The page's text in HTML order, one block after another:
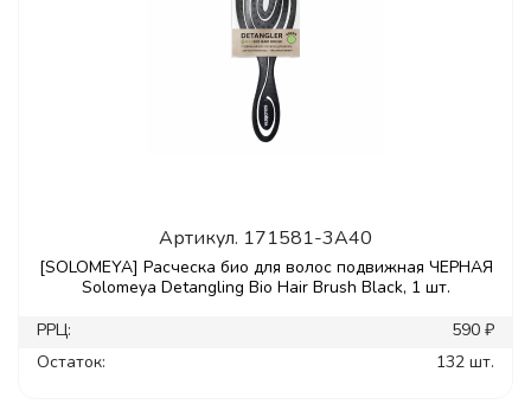
Артикул. 171581-3A40
[SOLOMEYA] Расческа био для волос подвижная ЧЕРНАЯ
Solomeya Detangling Bio Hair Brush Black, 1 шт.
РРЦ:
590 ₽
Остаток:
132 шт.